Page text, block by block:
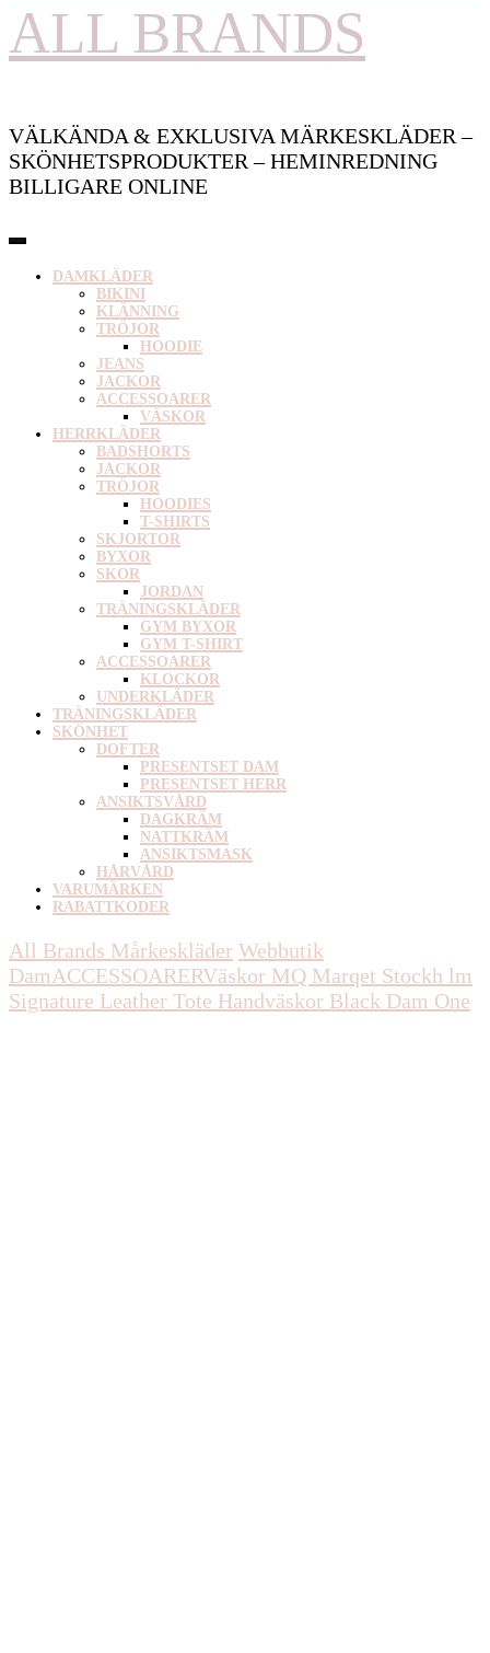
ALL BRANDS
VÄLKÄNDA & EXKLUSIVA MÄRKESKLÄDER –
SKÖNHETSPRODUKTER – HEMINREDNING
BILLIGARE ONLINE
DAMKLÄDER
BIKINI
KLÄNNING
TRÖJOR
HOODIE
JEANS
JACKOR
ACCESSOARER
VÄSKOR
HERRKLÄDER
BADSHORTS
JACKOR
TRÖJOR
HOODIES
T-SHIRTS
SKJORTOR
BYXOR
SKOR
JORDAN
TRÄNINGSKLÄDER
GYM BYXOR
GYM T-SHIRT
ACCESSOARER
KLOCKOR
UNDERKLÄDER
TRÄNINGSKLÄDER
SKÖNHET
DOFTER
PRESENTSET DAM
PRESENTSET HERR
ANSIKTSVÅRD
DAGKRÄM
NATTKRÄM
ANSIKTSMASK
HÅRVÅRD
VARUMÄRKEN
RABATTKODER
All Brands Mårkeskläder Webbutik
DamACCESSOARERVäskor MQ Marqet Stockh lm
Signature Leather Tote Handväskor Black Dam One